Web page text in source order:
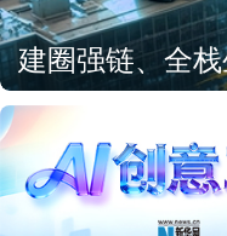
建圈强链、全